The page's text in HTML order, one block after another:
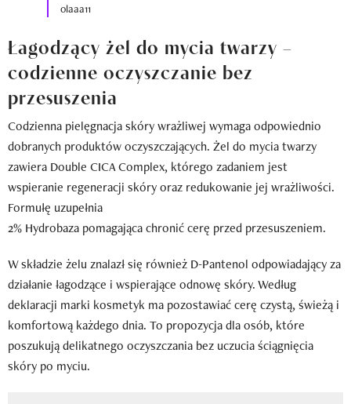
olaaa11
Łagodzący żel do mycia twarzy –
codzienne oczyszczanie bez
przesuszenia
Codzienna pielęgnacja skóry wrażliwej wymaga odpowiednio
dobranych produktów oczyszczających. Żel do mycia twarzy
zawiera Double CICA Complex, którego zadaniem jest
wspieranie regeneracji skóry oraz redukowanie jej wrażliwości.
Formułę uzupełnia
2% Hydrobaza pomagająca chronić cerę przed przesuszeniem.
W składzie żelu znalazł się również D-Pantenol odpowiadający za
działanie łagodzące i wspierające odnowę skóry. Według
deklaracji marki kosmetyk ma pozostawiać cerę czystą, świeżą i
komfortową każdego dnia. To propozycja dla osób, które
poszukują delikatnego oczyszczania bez uczucia ściągnięcia
skóry po myciu.